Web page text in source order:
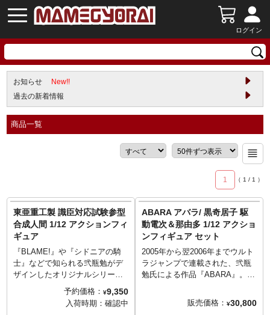
ログイン
お知らせ
New!!
過去の新着情報
商品一覧
1 （ 1 / 1 ）
東亜重工製 識臣対応試験参型
合成人間 1/12 アクションフィ
ギュア
『BLAME!』や『シドニアの騎
士』などで知られる弐瓶勉がデ
ザインしたオリジナルシリーズ
「東亜重工」から、東亜重工製
合成人間が1/12スケールにてア
クションフィギュア化されまし
予約価格： ¥9,350
入荷時期： 確認中
ABARA アバラ/ 黒奇居子 駆
動電次＆那由多 1/12 アクショ
ンフィギュア セット
2005年から翌2006年までウルト
ラジャンプで連載された、弐瓶
勉氏による作品『ABARA』。主
る那由多が「T.E.S.T./テスト」
からフィギュア化となりまし
販売価格： ¥30,800